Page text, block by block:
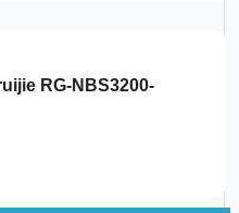
RG-NBS3200-